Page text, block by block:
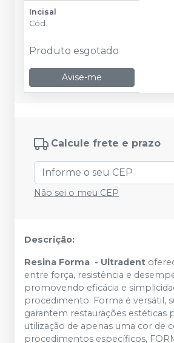
Incisal
Cód.
Produto esgotado
Avise-me
Calcule frete e prazo
Não sei o meu CEP
Descrição:
Resina Forma - Ultradent
entre força, resistência e
promovendo eficácia e
procedimento. Forma é versátil,
garantem restaurações estéticas
utilização de apenas uma cor de
procedimentos específicos,